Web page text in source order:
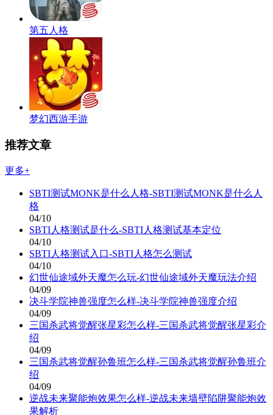
第五人格
梦幻西游手游
推荐文章
更多+
SBTI测试MONK是什么人格-SBTI测试MONK是什么人
格
04/10
SBTI人格测试是什么-SBTI人格测试基本定位
04/10
SBTI人格测试入口-SBTI人格怎么测试
04/10
幻世仙途域外天魔怎么玩-幻世仙途域外天魔玩法介绍
04/09
决斗学院神兽强度怎么样-决斗学院神兽强度介绍
04/09
三国杀武将觉醒张星彩怎么样-三国杀武将觉醒张星彩介
绍
04/09
三国杀武将觉醒孙鲁班怎么样-三国杀武将觉醒孙鲁班介
绍
04/09
逆战未来聚能炮效果怎么样-逆战未来墙壁陷阱聚能炮效
果解析